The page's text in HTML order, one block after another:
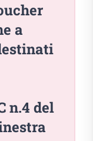
a
n.4 del